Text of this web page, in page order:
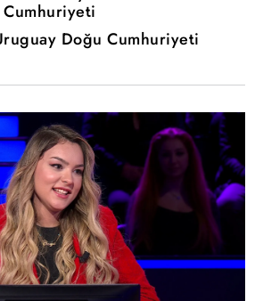
Cumhuriyeti
Doğu Cumhuriyeti